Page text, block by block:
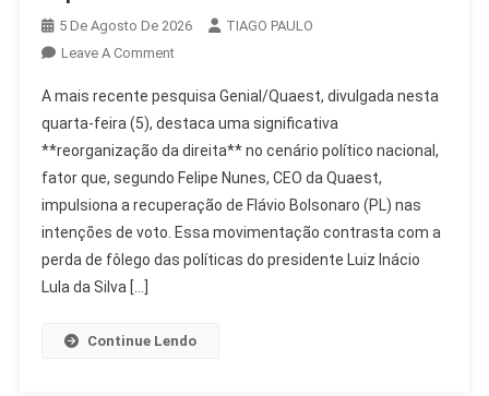
5 De Agosto De 2026
TIAGO PAULO
Leave A CommentOn
Reorganização
Da
Direita
Impulsiona
Flávio
Bolsonaro
A mais recente pesquisa Genial/Quaest, divulgada nesta
quarta-feira (5), destaca uma significativa
**reorganização da direita** no cenário político nacional,
fator que, segundo Felipe Nunes, CEO da Quaest,
impulsiona a recuperação de Flávio Bolsonaro (PL) nas
intenções de voto. Essa movimentação contrasta com a
perda de fôlego das políticas do presidente Luiz Inácio
Lula da Silva […]
Continue Lendo